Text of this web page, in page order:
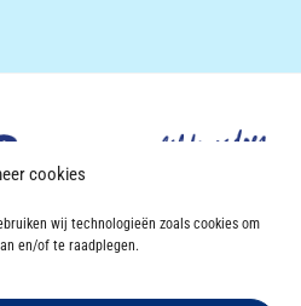
cookies
wij technologieën zoals cookies om
en/of te raadplegen.